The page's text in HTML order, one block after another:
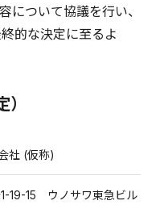
について協議を行い、
的な決定に至るよ
社 (仮称)
19-15 ウノサワ東急ビル